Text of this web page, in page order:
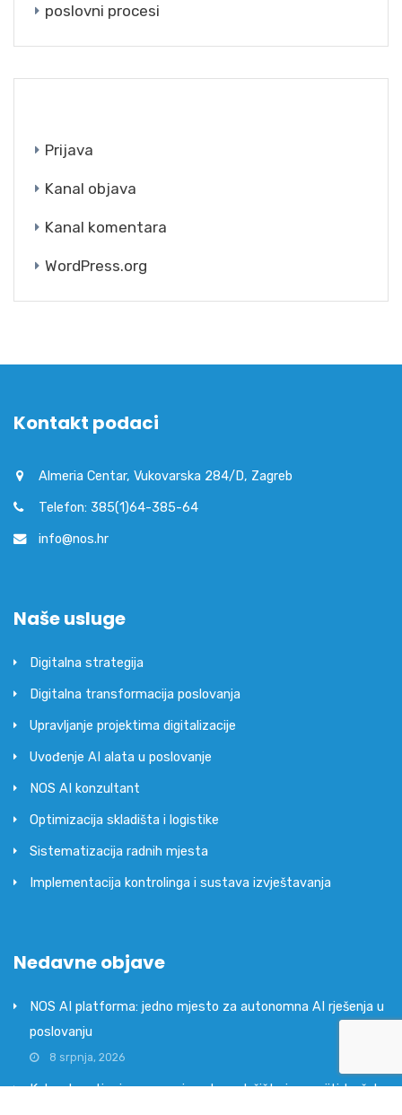
poslovni procesi
Prijava
Kanal objava
Kanal komentara
WordPress.org
Kontakt podaci
Almeria Centar, Vukovarska 284/D, Zagreb
Telefon: 385(1)64-385-64
info@nos.hr
Naše usluge
Digitalna strategija
Digitalna transformacija poslovanja
Upravljanje projektima digitalizacije
Uvođenje AI alata u poslovanje
NOS AI konzultant
Optimizacija skladišta i logistike
Sistematizacija radnih mjesta
Implementacija kontrolinga i sustava izvještavanja
Nedavne objave
NOS AI platforma: jedno mjesto za autonomna AI rješenja u
poslovanju
8 srpnja, 2026
Kako ubrzati pripremu proizvoda za tržište i smanjiti trošak